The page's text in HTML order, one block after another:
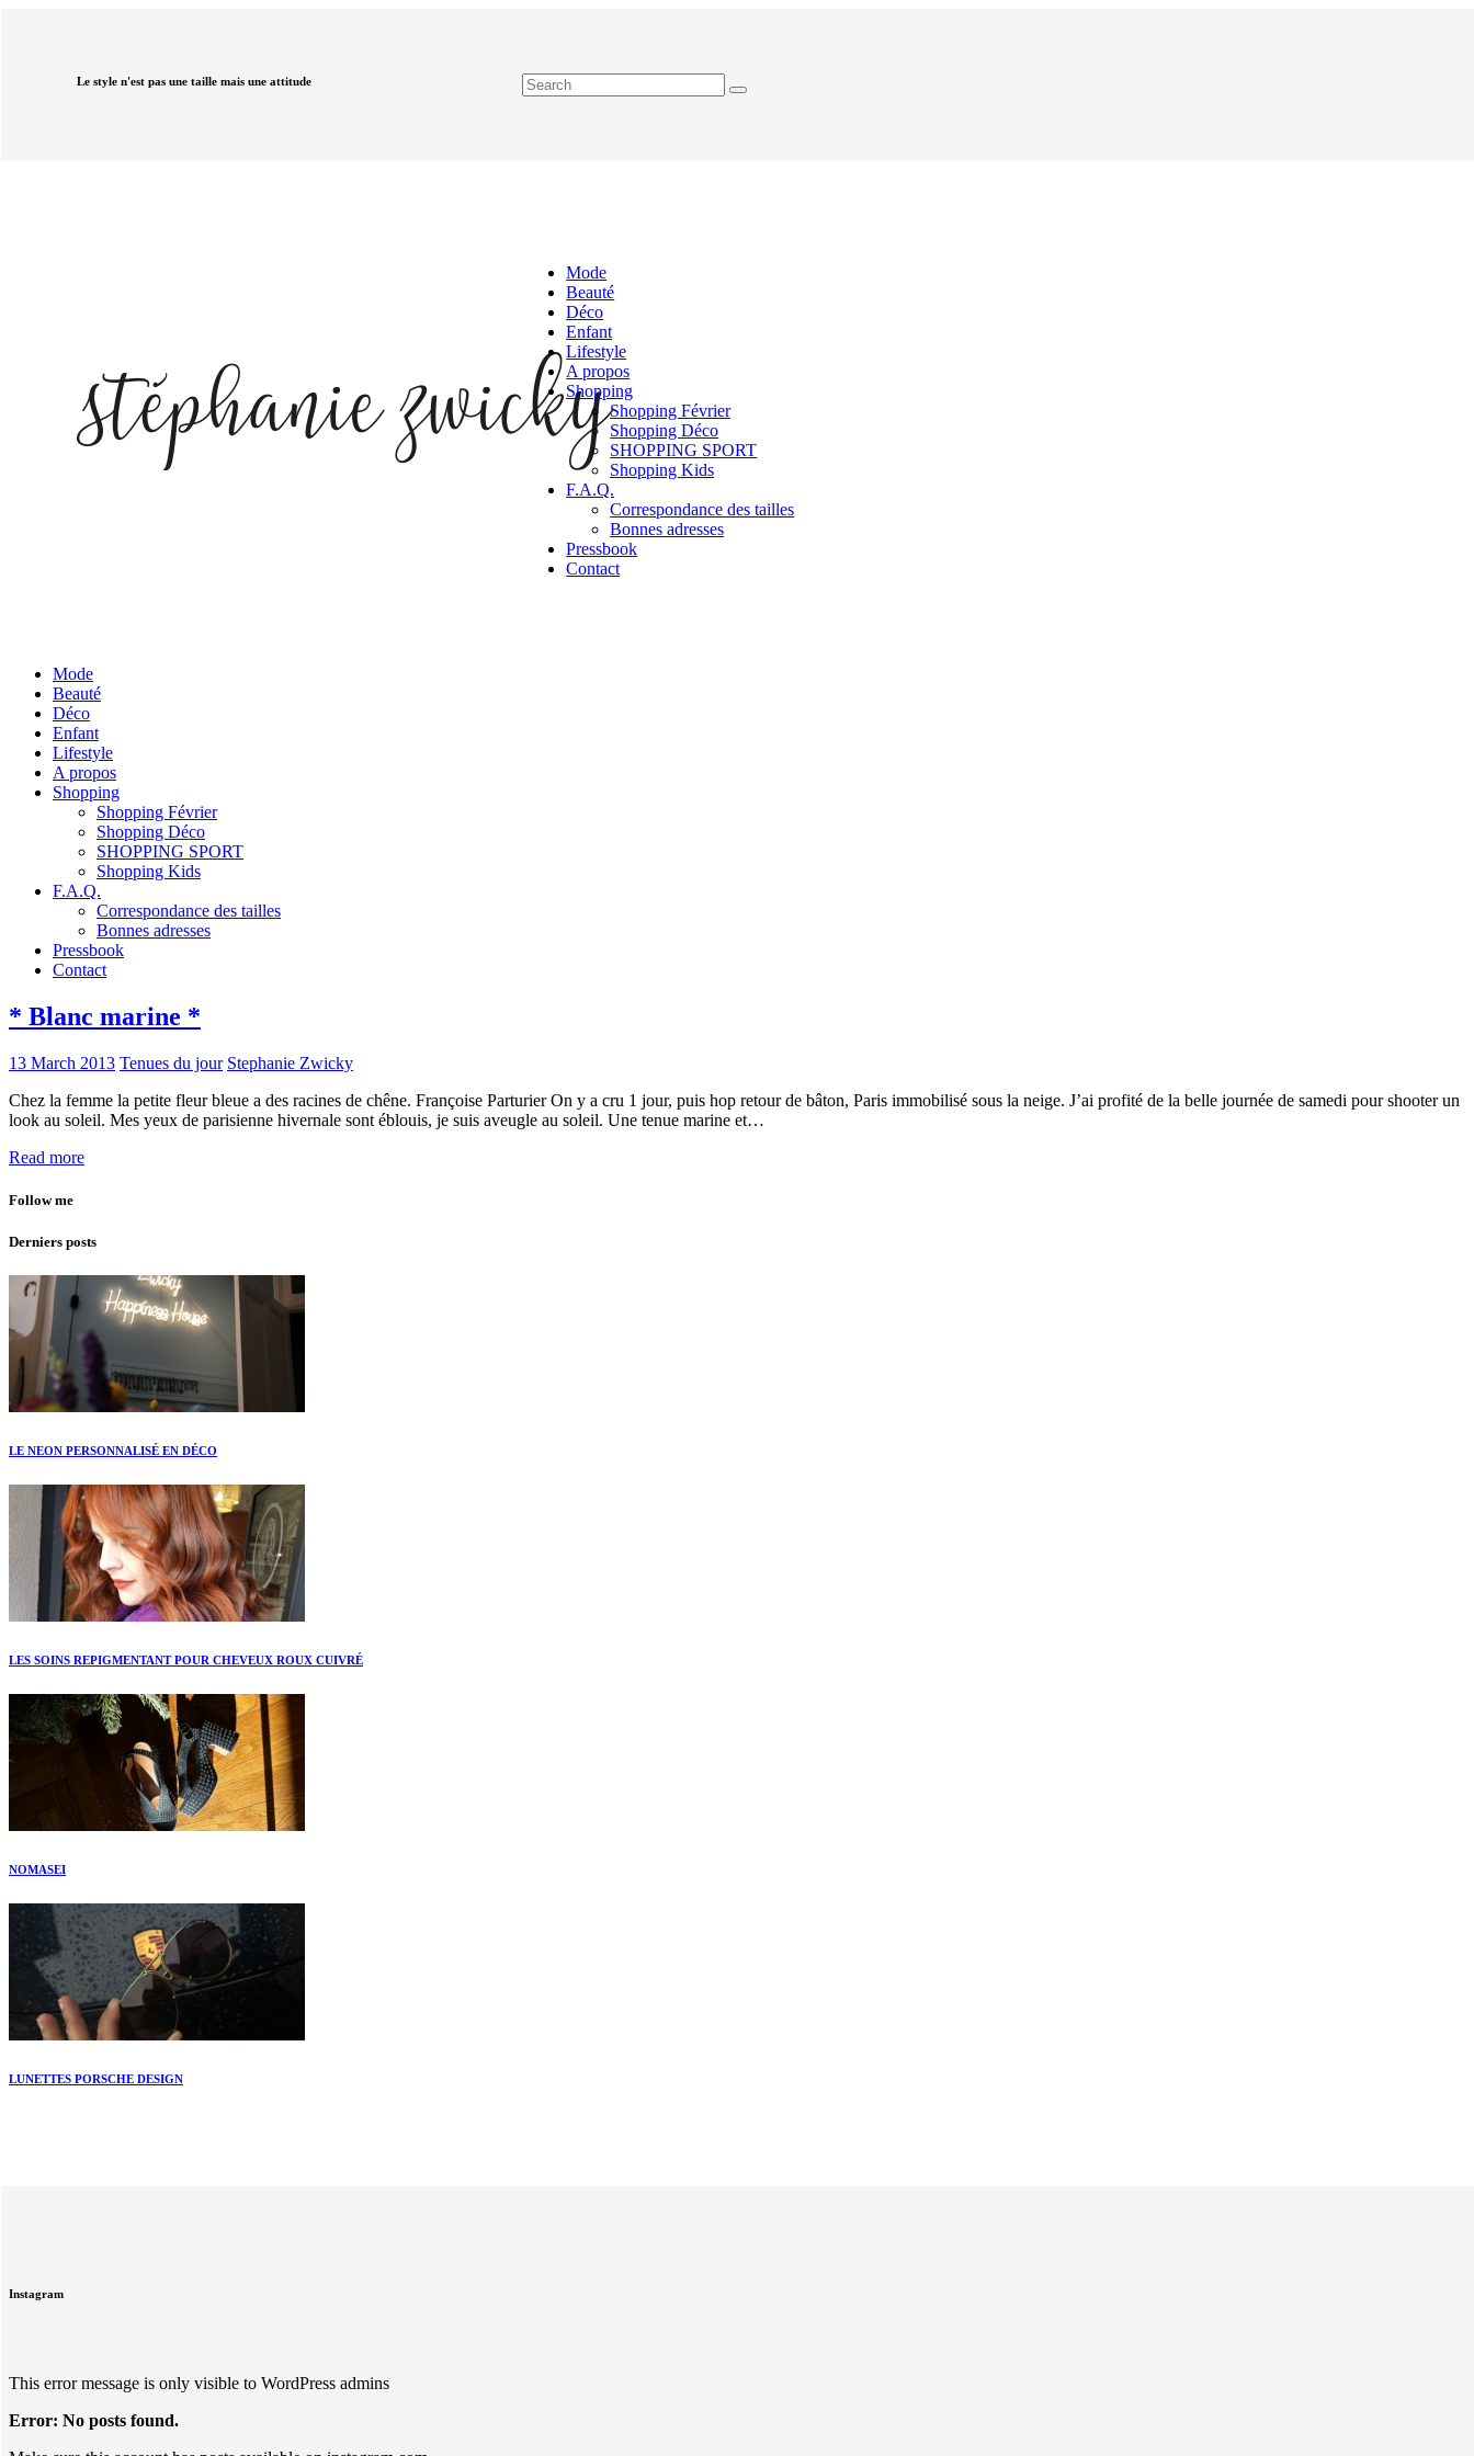
Le style n'est pas une taille mais une attitude
Mode
Beauté
Déco
Enfant
Lifestyle
A propos
Shopping
Shopping Février
Shopping Déco
SHOPPING SPORT
Shopping Kids
F.A.Q.
Correspondance des tailles
Bonnes adresses
Pressbook
Contact
Mode
Beauté
Déco
Enfant
Lifestyle
A propos
Shopping
Shopping Février
Shopping Déco
SHOPPING SPORT
Shopping Kids
F.A.Q.
Correspondance des tailles
Bonnes adresses
Pressbook
Contact
* Blanc marine *
13 March 2013 Tenues du jour Stephanie Zwicky
Chez la femme la petite fleur bleue a des racines de chêne. Françoise Parturier On y a cru 1 jour, puis hop retour de bâton, Paris immobilisé sous la neige. J’ai profité de la belle journée de samedi pour shooter un
look au soleil. Mes yeux de parisienne hivernale sont éblouis, je suis aveugle au soleil. Une tenue marine et…
Read more
Follow me
Derniers posts
LE NEON PERSONNALISÉ EN DÉCO
LES SOINS REPIGMENTANT POUR CHEVEUX ROUX CUIVRÉ
NOMASEI
LUNETTES PORSCHE DESIGN
Instagram
This error message is only visible to WordPress admins
Error: No posts found.